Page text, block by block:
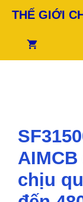
Chuyển
đếnTHẾ GIỚI
chịu